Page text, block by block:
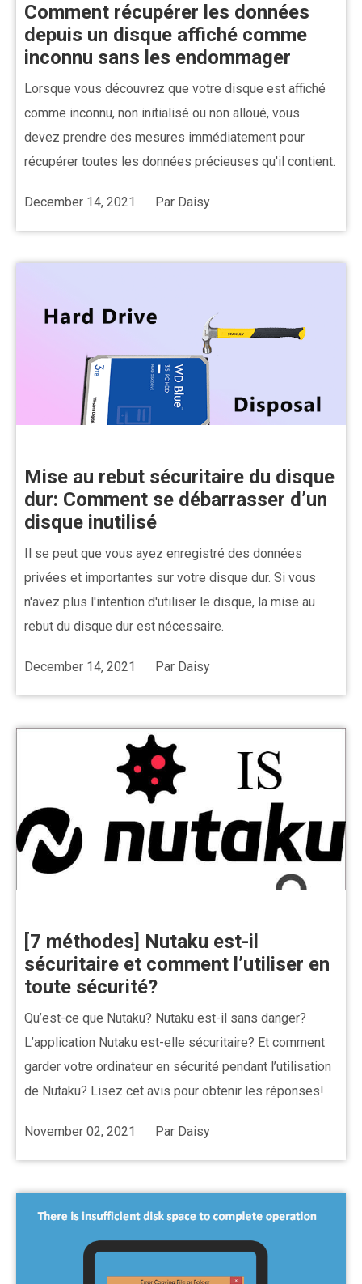
Comment récupérer les données
depuis un disque affiché comme
inconnu sans les endommager
Lorsque vous découvrez que votre disque est affiché
comme inconnu, non initialisé ou non alloué, vous
devez prendre des mesures immédiatement pour
récupérer toutes les données précieuses qu'il contient.
December 14, 2021 Par Daisy
Mise au rebut sécuritaire du disque
dur: Comment se débarrasser d’un
disque inutilisé
Il se peut que vous ayez enregistré des données
privées et importantes sur votre disque dur. Si vous
n'avez plus l'intention d'utiliser le disque, la mise au
rebut du disque dur est nécessaire.
December 14, 2021 Par Daisy
[7 méthodes] Nutaku est-il
sécuritaire et comment l’utiliser en
toute sécurité?
Qu’est-ce que Nutaku? Nutaku est-il sans danger?
L’application Nutaku est-elle sécuritaire? Et comment
garder votre ordinateur en sécurité pendant l’utilisation
de Nutaku? Lisez cet avis pour obtenir les réponses!
November 02, 2021 Par Daisy